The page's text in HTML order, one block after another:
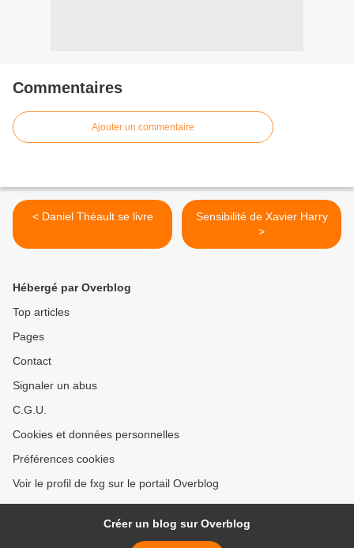
Commentaires
Ajouter un commentaire
< Daniel Théault se livre
Sensibilité de Xavier Harry
>
Hébergé par Overblog
Top articles
Pages
Contact
Signaler un abus
C.G.U.
Cookies et données personnelles
Préférences cookies
Voir le profil de fxg sur le portail Overblog
Créer un blog sur Overblog